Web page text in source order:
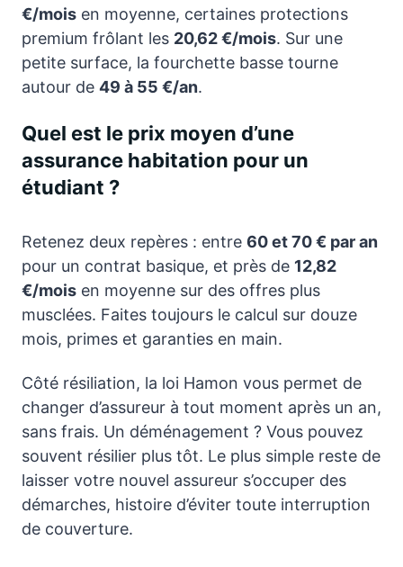
€/mois en moyenne, certaines protections
premium frôlant les 20,62 €/mois. Sur une
petite surface, la fourchette basse tourne
autour de 49 à 55 €/an.
Quel est le prix moyen d’une
assurance habitation pour un
étudiant ?
Retenez deux repères : entre 60 et 70 € par an
pour un contrat basique, et près de 12,82
€/mois en moyenne sur des offres plus
musclées. Faites toujours le calcul sur douze
mois, primes et garanties en main.
Côté résiliation, la loi Hamon vous permet de
changer d’assureur à tout moment après un an,
sans frais. Un déménagement ? Vous pouvez
souvent résilier plus tôt. Le plus simple reste de
laisser votre nouvel assureur s’occuper des
démarches, histoire d’éviter toute interruption
de couverture.